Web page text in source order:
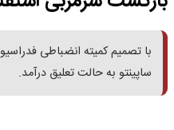
با تصمیم کمیته انضباطی
ساپینتو به حالت تعلیق درآمد.